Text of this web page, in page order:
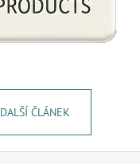
DALŠÍ ČLÁNEK